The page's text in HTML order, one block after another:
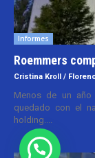
Informes
Roemmers
Cristina Kroll /
Menos de un
quedado con el
holding....